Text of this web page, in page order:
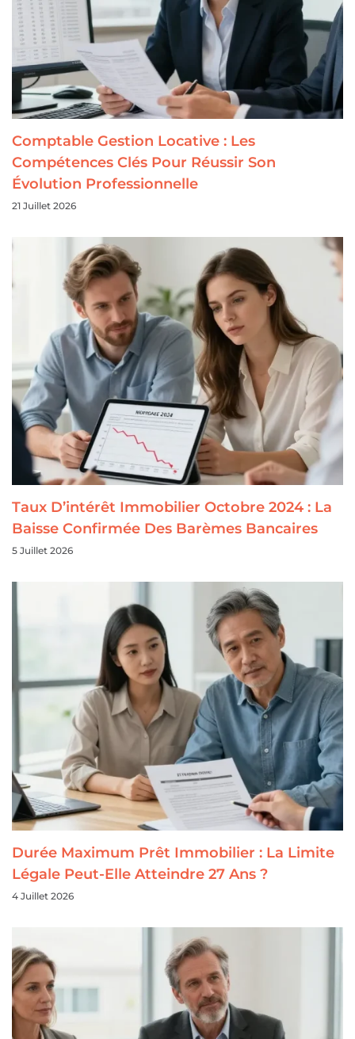
Comptable Gestion Locative : Les
Compétences Clés Pour Réussir Son
Évolution Professionnelle
21 Juillet 2026
Taux D’intérêt Immobilier Octobre 2024 : La
Baisse Confirmée Des Barèmes Bancaires
5 Juillet 2026
Durée Maximum Prêt Immobilier : La Limite
Légale Peut-Elle Atteindre 27 Ans ?
4 Juillet 2026